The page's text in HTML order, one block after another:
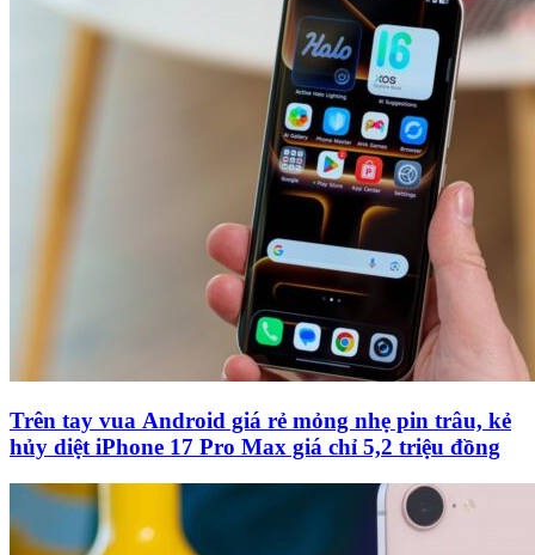
Trên tay vua Android giá rẻ mỏng nhẹ pin trâu, kẻ
hủy diệt iPhone 17 Pro Max giá chỉ 5,2 triệu đồng